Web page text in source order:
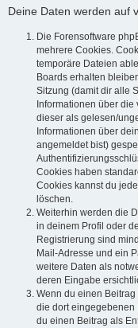
Deine Daten werden auf
Die Forensoftware
mehrere Cookies.
temporäre Dateien
Boards erhalten
Sitzung (damit dir alle
Informationen über
dieser als gelesen/
Informationen über
angemeldet bist)
Cookies haben
Cookies kannst du
löschen.
Weiterhin werden die
in deinem Profil oder
Registrierung sind
Mail-Adresse und ein
weitere Daten als
deren Eingabe
Wenn du einen
die dort eingegebenen
du einen Beitrag als